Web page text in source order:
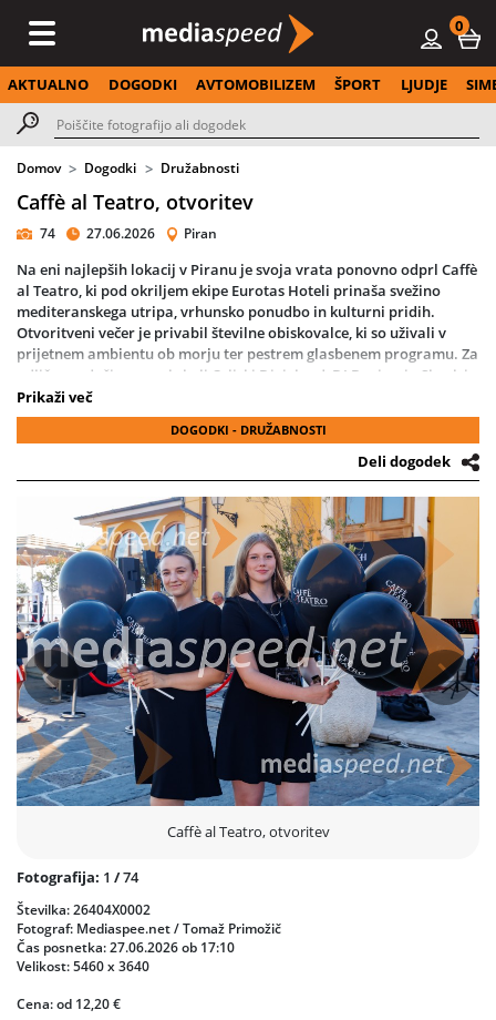
0
AKTUALNO DOGODKI AVTOMOBILIZEM ŠPORT LJUDJE
Domov Dogodki Družabnosti
Caffè al Teatro, otvoritev
74 27.06.2026 Piran
Na eni najlepših lokacij v Piranu je svoja vrata ponovno odprl Caffè
al Teatro, ki pod okriljem ekipe Eurotas Hoteli prinaša svežino
mediteranskega utripa, vrhunsko ponudbo in kulturni pridih.
Otvoritveni večer je privabil številne obiskovalce, ki so uživali v
prijetnem ambientu ob morju ter pestrem glasbenem programu. Za
odlično vzdušje so poskrbeli Celjski Dixieland, DJ Benjamin Shock in
violinistka Ekaterina Lepoša, ki so z raznolikimi glasbenimi nastopi
ustvarili nepozaben uvod v novo poglavje priljubljenega
piranskega lokala, ki obljublja poletje z glasbeno obarvanimi
Prikaži več
DOGODKI - DRUŽABNOSTI
Deli dogodek
Caffè al Teatro, otvoritev
Prejšnja
Fotografija: 1 /74
Številka: 26404X0002
Fotograf: Mediaspee.net / Tomaž Primožič
Čas posnetka: 27.06.2026 ob 17:10
Velikost: 5460 x 3640
Cena: od 12,20 €